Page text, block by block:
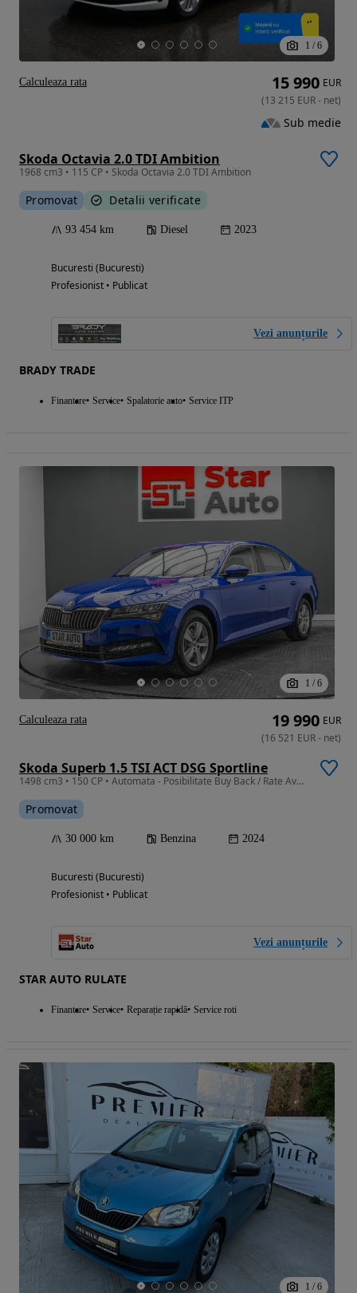
1 / 6
Skoda Octavia 2.0 TDI Ambition
1968 cm3 • 115 CP • Skoda Octavia 2.0 TDI Ambition
Promovat Detalii verificate
93 454 km Diesel 2023
Bucuresti (Bucuresti)
Profesionist • Publicat
Vezi anunțurile
BRADY TRADE
Finantare Service Spalatorie auto Service ITP
15 990 EUR
(13 215 EUR- net)
Sub medie
Calculeaza rata
1 / 6
Skoda Superb 1.5 TSI ACT DSG Sportline
1498 cm3 • 150 CP • Automata - Posibilitate Buy Back / Rate Avans 0% / Garantie 36 Luni
Promovat
30 000 km Benzina 2024
Bucuresti (Bucuresti)
Profesionist • Publicat
Vezi anunțurile
STAR AUTO RULATE
Finantare Service Reparație rapidă Service roti
19 990 EUR
(16 521 EUR- net)
Calculeaza rata
1 / 6